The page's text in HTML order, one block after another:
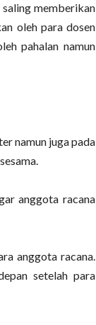
memberikan
oleh para dosen
pahalan namun
namun juga pada
anggota racana
anggota racana.
setelah para